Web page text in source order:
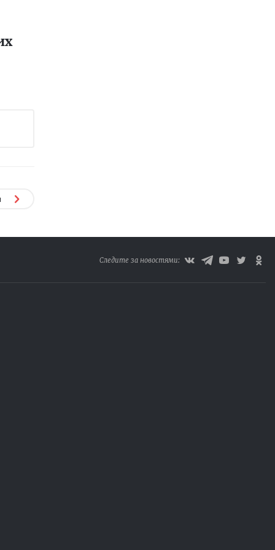
Следите за новостями: